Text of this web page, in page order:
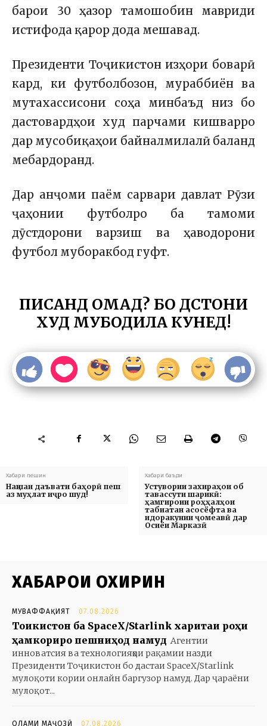
барои 30 ҳазор тамошобин мавриди
истифода қарор дода мешавад.
Президенти Тоҷикистон изҳори боварӣ
кард, ки футболбозон, мураббиён ва
мутахассисони соҳа минбаъд низ бо
дастовардҳои худ парчами кишварро
дар мусобиқаҳои байналмилалӣ баланд
мебардоранд.
Дар анҷоми паём сарвари давлат Рӯзи
ҷаҳонии футболро ба тамоми
дӯстдорони варзиш ва ҳаводорони
футбол муборакбод гуфт.
ПИСАНД ОМАД? БО ДӮСТОНИ
ХУД МУБОДИЛА КУНЕД!
Хабари пешин
Нақшаи даъвати баҳорӣ пеш
аз муҳлат иҷро шуд!
Хабари баъди
Устувории захираҳои об
тавассути шарикӣ:
ҳамгироии роҳҳалҳои
табиатан асосёфта ва
идоракунии ҷомеавӣ дар
Осиёи Марказӣ
ХАБАРҲОИ ОХИРИН
МУВАФФАҚИЯТ 07.08.2026
Тоҷикистон ба SpaceX/Starlink харитаи роҳи
ҳамкориро пешниҳод намуд Агентии
инноватсия ва технологияҳои рақамии назди
Президенти Тоҷикистон бо дастаи SpaceX/Starlink
мулоқоти кории онлайн баргузор намуд. Дар ҷараёни
мулоқот...
ОЛАМИ МАҶОЗӢ 07.08.2026